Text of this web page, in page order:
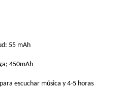
55 mAh
450mAh
escuchar música y 4-5 horas